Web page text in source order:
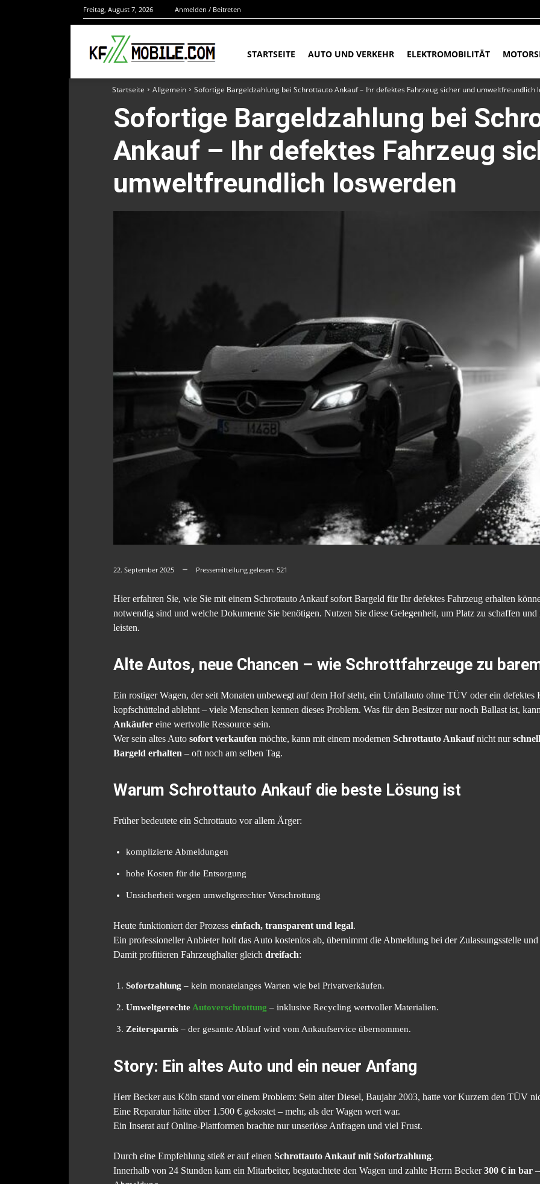
Freitag, August 7, 2026 Anmelden / Beitreten
STARTSEITE AUTO UND VERKEHR ELEKTROMOBILITÄT
Startseite Allgemein Sofortige Bargeldzahlung bei Schrottauto Ankauf – Ihr defektes Fahrzeug sicher und umweltfreundlich
Sofortige Bargeldzahlung bei
Ankauf – Ihr defektes Fahrzeug
umweltfreundlich loswerden
22. September 2025 Pressemitteilung gelesen: 521
Hier erfahren Sie, wie Sie mit einem Schrottauto Ankauf sofort Bargeld für Ihr defektes Fahrzeug erhalten
notwendig sind und welche Dokumente Sie benötigen. Nutzen Sie diese Gelegenheit, um Platz zu schaffen
leisten.
Alte Autos, neue Chancen – wie Schrottfahrzeuge zu
Ein rostiger Wagen, der seit Monaten unbewegt auf dem Hof steht, ein Unfallauto ohne TÜV oder ein defektes
kopfschüttelnd ablehnt – viele Menschen kennen dieses Problem. Was für den Besitzer nur noch Ballast ist,
Ankäufer eine wertvolle Ressource sein.
Wer sein altes Auto sofort verkaufen möchte, kann mit einem modernen Schrottauto Ankaufnicht nur
Bargeld erhalten – oft noch am selben Tag.
Warum Schrottauto Ankauf die beste Lösung ist
Früher bedeutete ein Schrottauto vor allem Ärger:
komplizierte Abmeldungen
hohe Kosten für die Entsorgung
Unsicherheit wegen umweltgerechter Verschrottung
Heute funktioniert der Prozess einfach, transparent und legal.
Ein professioneller Anbieter holt das Auto kostenlos ab, übernimmt die Abmeldung bei der Zulassungsstelle
Damit profitieren Fahrzeughalter gleich dreifach:
Sofortzahlung – kein monatelanges Warten wie bei Privatverkäufen.
UmweltgerechteAutoverschrottung – inklusive Recycling wertvoller Materialien.
Zeitersparnis – der gesamte Ablauf wird vom Ankaufservice übernommen.
Story: Ein altes Auto und ein neuer Anfang
Herr Becker aus Köln stand vor einem Problem: Sein alter Diesel, Baujahr 2003, hatte vor Kurzem den TÜV
Eine Reparatur hätte über 1.500 € gekostet – mehr, als der Wagen wert war.
Ein Inserat auf Online-Plattformen brachte nur unseriöse Anfragen und viel Frust.
Durch eine Empfehlung stieß er auf einen Schrottauto Ankauf mit Sofortzahlung.
Innerhalb von 24 Stunden kam ein Mitarbeiter, begutachtete den Wagen und zahlte Herrn Becker300 € in bar